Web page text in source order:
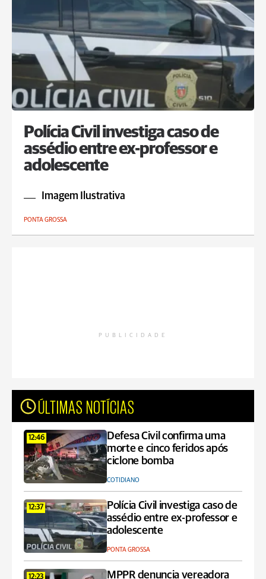
Polícia Civil investiga caso de
assédio entre ex-professor e
adolescente
Imagem Ilustrativa
PONTA GROSSA
PUBLICIDADE
ÚLTIMAS NOTÍCIAS
12:46
Defesa Civil confirma uma
morte e cinco feridos após
ciclone bomba
COTIDIANO
12:37
Polícia Civil investiga caso de
assédio entre ex-professor e
adolescente
PONTA GROSSA
12:23 MPPR denuncia vereadora